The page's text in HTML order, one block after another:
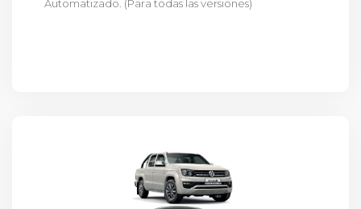
Automatizado. (Para todas las versiones)